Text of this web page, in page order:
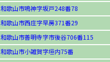
和歌山市鳴神字坂戸248番78
和歌山市西庄字早房371番29
和歌山市善明寺字市後谷706番115
和歌山市小雑賀字垣内75番